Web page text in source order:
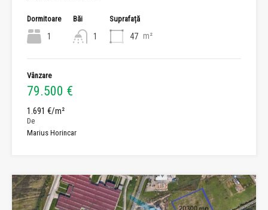
Dormitoare
1
Băi
1
Suprafață
47 m²
Vânzare
79.500 €
1.691 €/m²
De
Marius Horincar